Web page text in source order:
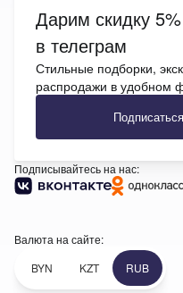
Дарим скидку
в телеграм
Стильные подборки,
распродажи в удобном
Подписывайтесь на нас:
Валюта на сайте:
BYN
KZT RUB